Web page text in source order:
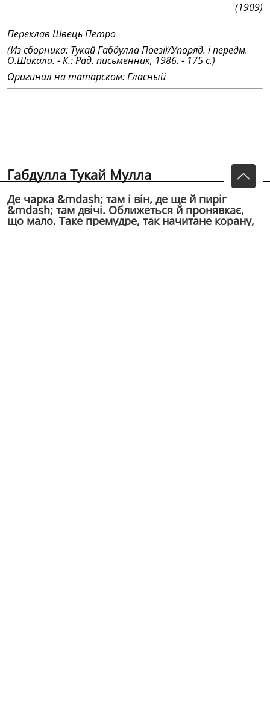
(1909)
Переклав Швець Петро
(Из сборника: Тукай Габдулла Поезiï/Упоряд. i передм.
О.Шокала. - К.: Рад. письменник, 1986. - 175 с.)
Оригинал на татарском:Гласный
Габдулла Тукай Мулла
Де чарка &mdash; там i вiн, де ще й пирiг
&mdash; там двiчi. Оближеться й пронявкає,
що мало. Таке премудре, так начитане корану,